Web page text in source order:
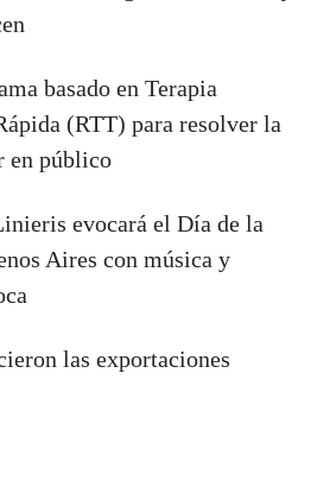
basado en Terapia
(RTT) para resolver la
en público
evocará el Día de la
Aires con música y
las exportaciones